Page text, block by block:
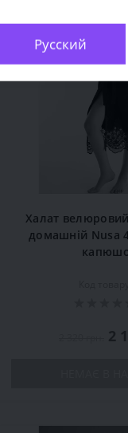
Русский
Продано
Халат
домашній Nusa
2